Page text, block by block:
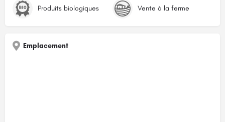
Produits biologiques Vente à la ferme
Emplacement